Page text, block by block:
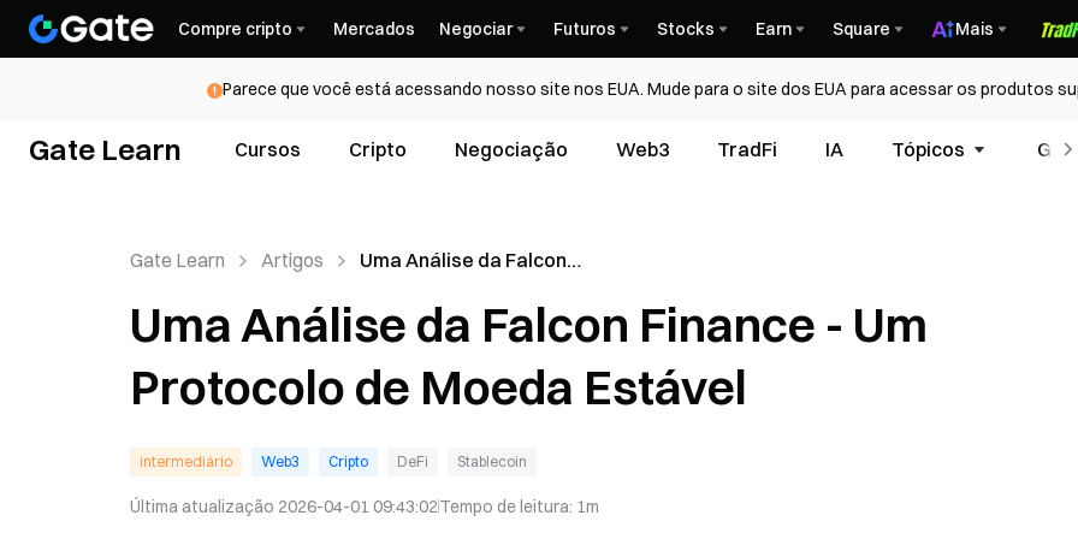
Compre cripto Mercados Negociar Futuros Stocks Earn Square Mais
Parece que você está acessando nosso site nos EUA. Mude para o site dos EUA para acessar os produtos
Gate Learn Cursos Cripto Negociação Web3 TradFi IA Tópicos
Gate Learn Artigos
Uma Análise da Falcon
Moeda Estável
Uma Análise da Falcon Finance - Um
Protocolo de Moeda Estável
intermediário Web3 Cripto DeFi Stablecoin
Última atualização 2026-04-01 09:43:02Tempo de leitura: 1m